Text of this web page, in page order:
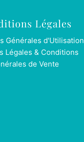
Légales
Générales d'Utilisation
Légales & Conditions
de Vente